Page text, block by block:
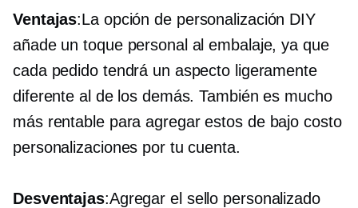
Ventajas:La opción de personalización DIY
añade un toque personal al embalaje, ya que
cada pedido tendrá un aspecto ligeramente
diferente al de los demás. También es mucho
más rentablepara agregar estos de bajo costo
personalizaciones por tu cuenta.
Desventajas:Agregar el sello personalizado